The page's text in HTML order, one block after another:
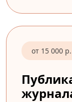
от 15 000 р.